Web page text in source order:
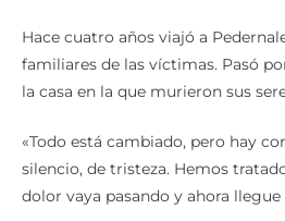
Hace cuatro años viajó a
familiares de las víctimas. Pasó
la casa en la que murieron sus
«Todo está cambiado, pero hay
silencio, de tristeza. Hemos
dolor vaya pasando y ahora